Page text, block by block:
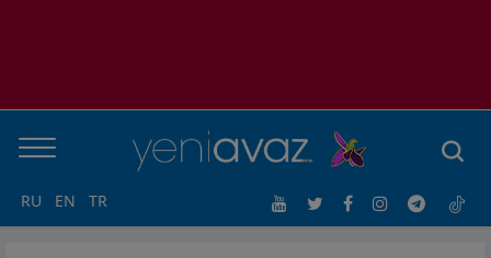
RU EN TR